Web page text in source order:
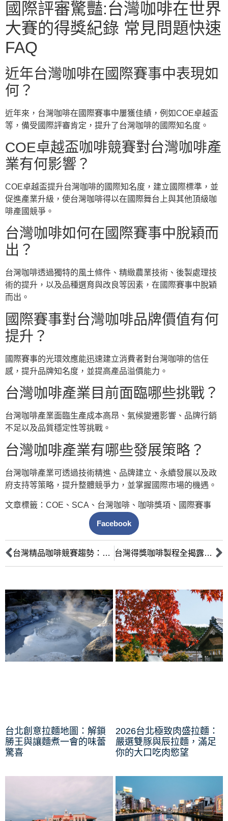
國際評審驚豔:台灣咖啡在世界
大賽的得獎紀錄 常見問題快速
FAQ
近年台灣咖啡在國際賽事中表現如
何？
近年來，台灣咖啡在國際賽事中屢獲佳績，例如COE卓越盃
等，備受國際評審肯定，提升了台灣咖啡的國際知名度。
COE卓越盃咖啡競賽對台灣咖啡產
業有何影響？
COE卓越盃提升台灣咖啡的國際知名度，建立國際標準，並
促進產業升級，使台灣咖啡得以在國際舞台上與其他頂級咖
啡產國競爭。
台灣咖啡如何在國際賽事中脫穎而
出？
台灣咖啡透過獨特的風土條件、精緻農業技術、後製處理技
術的提升，以及品種選育與改良等因素，在國際賽事中脫穎
而出。
國際賽事對台灣咖啡品牌價值有何
提升？
國際賽事的光環效應能迅速建立消費者對台灣咖啡的信任
感，提升品牌知名度，並提高產品溢價能力。
台灣咖啡產業目前面臨哪些挑戰？
台灣咖啡產業面臨生產成本高昂、氣候變遷影響、品牌行銷
不足以及品質穩定性等挑戰。
台灣咖啡產業有哪些發展策略？
台灣咖啡產業可透過技術精進、品牌建立、永續發展以及政
府支持等策略，提升整體競爭力，並掌握國際市場的機遇。
文章標籤： COE 、 SCA 、 台灣咖啡 、 咖啡獎項 、 國際賽事
Facebook
台灣精品咖啡競賽趨勢：阿里山與古坑產區的得獎分析與風味解碼 台灣得獎咖啡製程全揭露：從莊園到杯測的精品工藝之旅
台北創意拉麵地圖：解鎖
勝王與讓麵煮一會的味蕾
驚喜
2026台北極致肉盛拉麵：
嚴選雙豚與辰拉麵，滿足
你的大口吃肉慾望